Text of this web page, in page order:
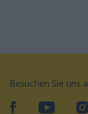
Besuchen Sie uns
facebookYouTube